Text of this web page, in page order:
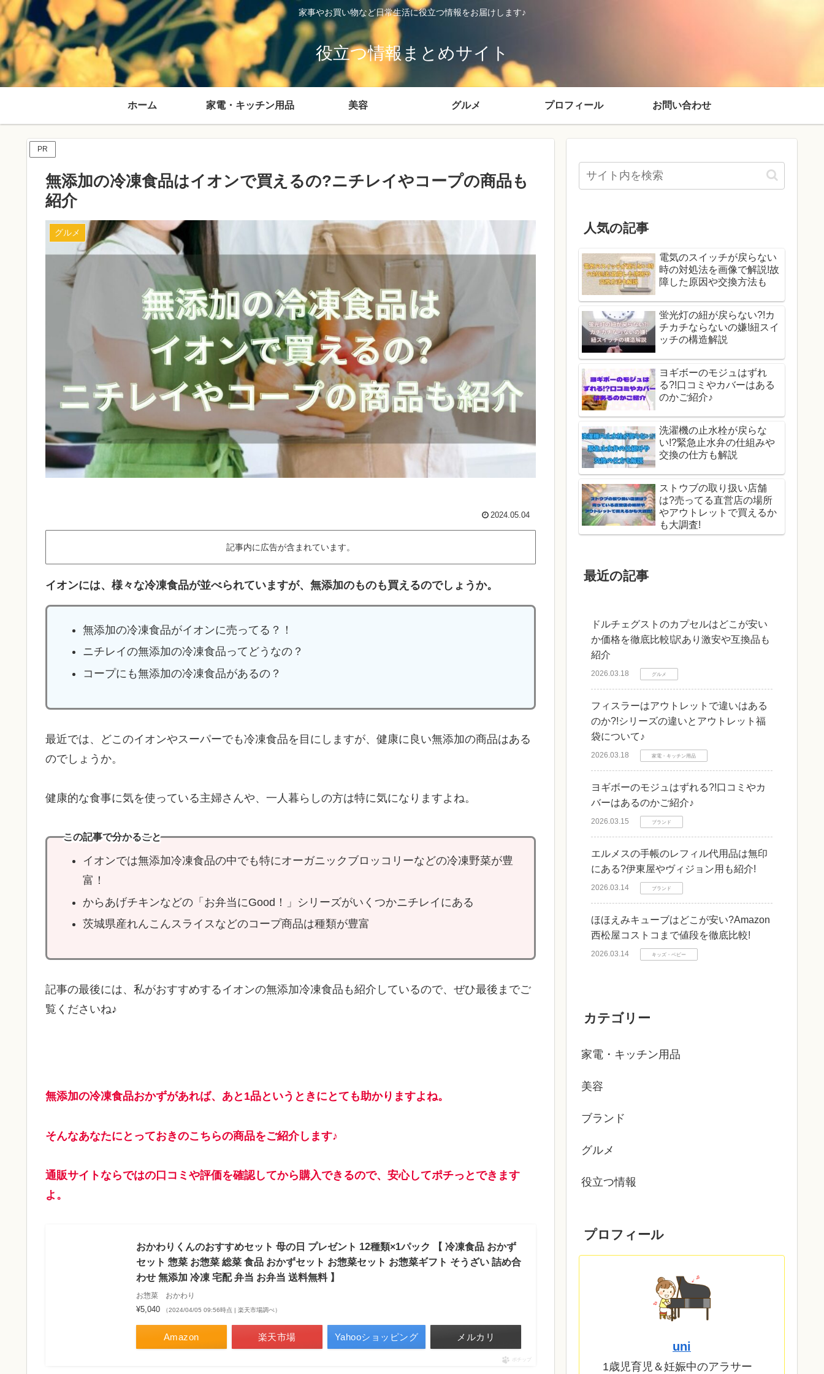
家事やお買い物など日常生活に役立つ情報をお届けします♪
役立つ情報まとめサイト
ホーム 家電・キッチン用品 美容 グルメ プロフィール お問い合わせ
PR
無添加の冷凍食品はイオンで買えるの?ニチレイやコープの商品も
紹介
グルメ
2024.05.04
記事内に広告が含まれています。
イオンには、様々な冷凍食品が並べられていますが、無添加のものも買えるのでしょうか。
無添加の冷凍食品がイオンに売ってる？！
ニチレイの無添加の冷凍食品ってどうなの？
コープにも無添加の冷凍食品があるの？
最近では、どこのイオンやスーパーでも冷凍食品を目にしますが、健康に良い無添加の商品はある
のでしょうか。
健康的な食事に気を使っている主婦さんや、一人暮らしの方は特に気になりますよね。
この記事で分かること
イオンでは無添加冷凍食品の中でも特にオーガニックブロッコリーなどの冷凍野菜が豊
富！
からあげチキンなどの「お弁当にGood！」シリーズがいくつかニチレイにある
茨城県産れんこんスライスなどのコープ商品は種類が豊富
記事の最後には、私がおすすめするイオンの無添加冷凍食品も紹介しているので、ぜひ最後までご
覧くださいね♪
無添加の冷凍食品おかずがあれば、あと1品というときにとても助かりますよね。
そんなあなたにとっておきのこちらの商品をご紹介します♪
通販サイトならではの口コミや評価を確認してから購入できるので、安心してポチっとできます
よ。
おかわりくんのおすすめセット 母の日 プレゼント 12種類×1パック 【 冷凍食品 おかず
セット 惣菜 お惣菜 総菜 食品 おかずセット お惣菜セット お惣菜ギフト そうざい 詰め合
わせ 無添加 冷凍 宅配 弁当 お弁当 送料無料 】
お惣菜 おかわり
¥5,040 （2024/04/05 09:56時点 | 楽天市場調べ）
Amazon 楽天市場 Yahooショッピング メルカリ
ポチップ
人気の記事
電気のスイッチが戻らない
時の対処法を画像で解説!故
障した原因や交換方法も
蛍光灯の紐が戻らない?!カ
チカチならないの嫌!紐スイ
ッチの構造解説
ヨギボーのモジュはずれ
る?!口コミやカバーはある
のかご紹介♪
洗濯機の止水栓が戻らな
い!?緊急止水弁の仕組みや
交換の仕方も解説
ストウブの取り扱い店舗
は?売ってる直営店の場所
やアウトレットで買えるか
も大調査!
最近の記事
ドルチェグストのカプセルはどこが安い
か価格を徹底比較!訳あり激安や互換品も
紹介
2026.03.18 グルメ
フィスラーはアウトレットで違いはある
のか?!シリーズの違いとアウトレット福
袋について♪
2026.03.18 家電・キッチン用品
ヨギボーのモジュはずれる?!口コミやカ
バーはあるのかご紹介♪
2026.03.15 ブランド
エルメスの手帳のレフィル代用品は無印
にある?伊東屋やヴィジョン用も紹介!
2026.03.14 ブランド
ほほえみキューブはどこが安い?Amazon
西松屋コストコまで値段を徹底比較!
2026.03.14 キッズ・ベビー
カテゴリー
家電・キッチン用品
美容
ブランド
グルメ
役立つ情報
プロフィール
uni
1歳児育児＆妊娠中のアラサー